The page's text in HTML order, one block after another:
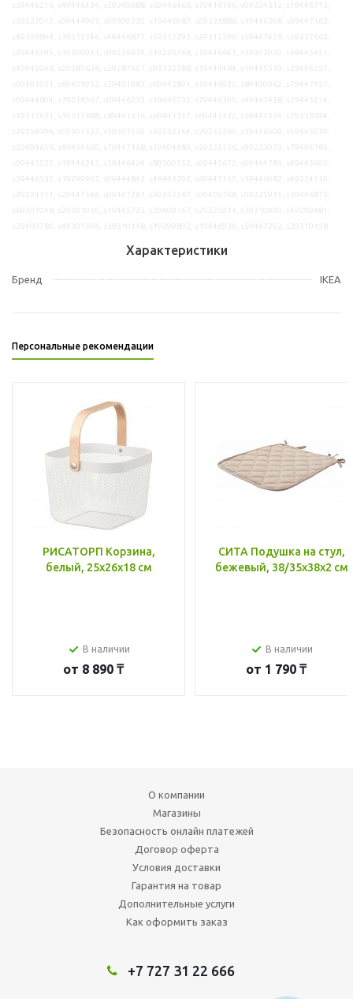
Характеристики
Бренд IKEA
Персональные рекомендации
РИСАТОРП Корзина,
белый, 25x26x18 см
В наличии
от 8 890 ₸
СИТА Подушка на стул,
бежевый, 38/35x38x2 см
В наличии
от 1 790 ₸
О компании
Магазины
Безопасность онлайн платежей
Договор оферта
Условия доставки
Гарантия на товар
Дополнительные услуги
Как оформить заказ
+7 727 31 22 666